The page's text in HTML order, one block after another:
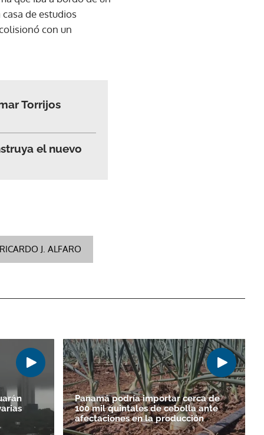
de estudios
con un
Torrijos
el nuevo
J. ALFARO
Panamá podría importar cerca de
100 mil quintales de cebolla ante
afectaciones en la producción